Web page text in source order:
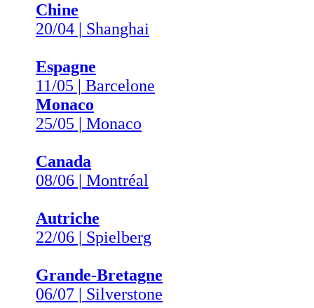
Chine
20/04 | Shanghai
Espagne
11/05 | Barcelone
Monaco
25/05 | Monaco
Canada
08/06 | Montréal
Autriche
22/06 | Spielberg
Grande-Bretagne
06/07 | Silverstone